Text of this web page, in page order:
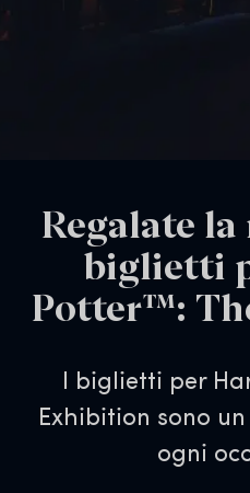
Regalate
biglietti
Potter™:
I biglietti per
Exhibition sono
ogni